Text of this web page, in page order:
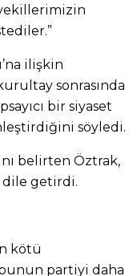
ilişkin
sonrasında
bir siyaset
söyledi.
belirten Öztrak,
dile getirdi.
kötü
partiyi daha